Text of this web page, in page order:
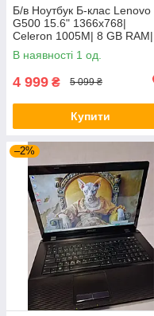
Б/в Ноутбук Б-клас Lenovo
G500 15.6" 1366x768|
Celeron 1005M| 8 GB RAM|
128 GB SSD| HD
В наявності 1 од.
4 999 ₴ 5 099 ₴
Купити
–2%